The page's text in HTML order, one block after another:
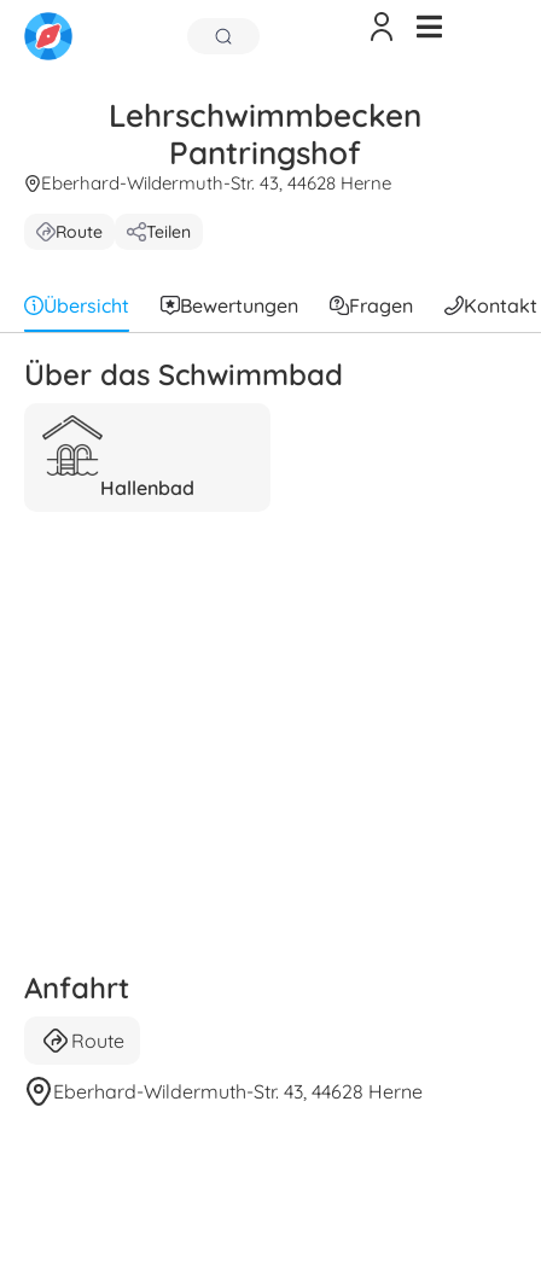
Lehrschwimmbecken
Pantringshof
Eberhard-Wildermuth-Str. 43, 44628 Herne
Route Teilen
Übersicht Bewertungen Fragen Kontakt
Über das Schwimmbad
Hallenbad
Anfahrt
Route
Eberhard-Wildermuth-Str. 43, 44628 Herne